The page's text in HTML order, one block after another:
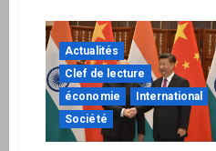
Le
piratage
mental
des
Français
depuis
1789
Actualités
Clef de lecture
économie
International
Société